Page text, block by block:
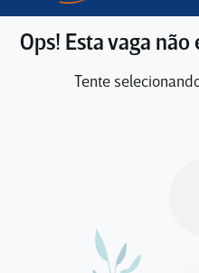
Ops! Esta vaga
Tente